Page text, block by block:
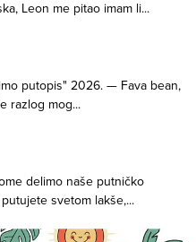
Leon me pitao imam li...
putopis" 2026. — Fava bean,
razlog mog...
delimo naše putničko
svetom lakše,...